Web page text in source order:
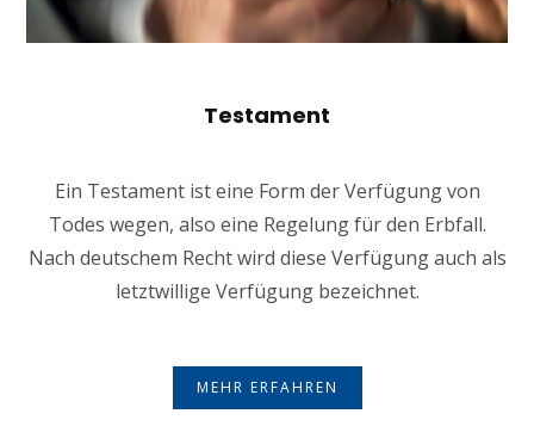
Testament
Ein Testament ist eine Form der Verfügung von
Todes wegen, also eine Regelung für den Erbfall.
Nach deutschem Recht wird diese Verfügung auch als
letztwillige Verfügung bezeichnet.
MEHR ERFAHREN